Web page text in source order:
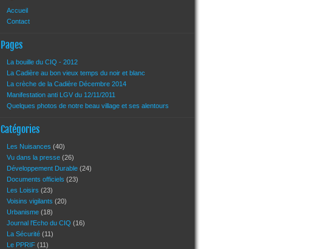
Accueil
Contact
Pages
La bouille du CIQ - 2012
La Cadière au bon vieux temps du noir et blanc
La crèche de la Cadière Décembre 2014
Manifestation anti LGV du 12/11/2011
Quelques photos de notre beau village et ses alentours
Catégories
Les Nuisances (40)
Vu dans la presse (26)
Développement Durable (24)
Documents officiels (23)
Les Loisirs (23)
Voisins vigilants (20)
Urbanisme (18)
Journal l'Echo du CIQ (16)
La Sécurité (11)
Le PPRIF (11)